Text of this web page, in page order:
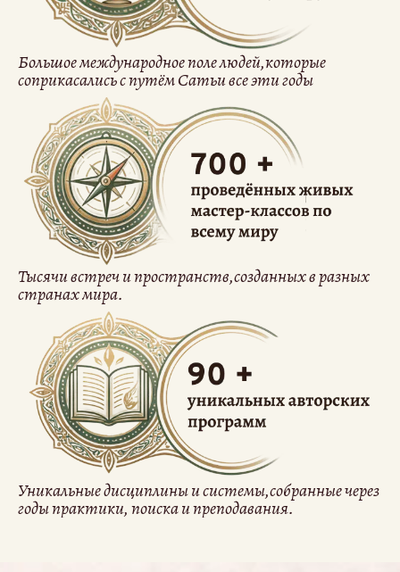
Большое международное поле людей,которые
соприкасались с путём Сатьи все эти годы
Тысячи встреч и пространств,созданных в разных
странах мира.
Уникальные дисциплины и системы,собранные через
годы практики, поиска и преподавания.